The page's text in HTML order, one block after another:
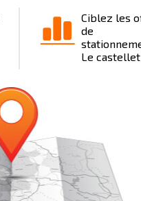
Ciblez les
de
Le castellet